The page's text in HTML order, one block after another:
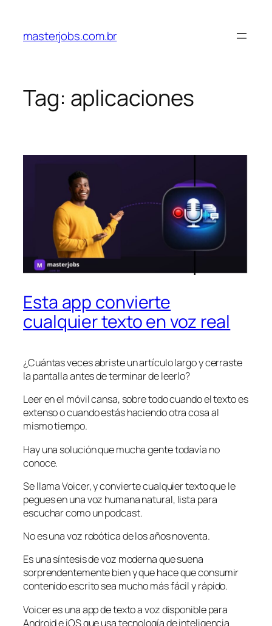
masterjobs.com.br
Tag: aplicaciones
Esta app convierte
cualquier texto en voz real
¿Cuántas veces abriste un artículo largo y cerraste
la pantalla antes de terminar de leerlo?
Leer en el móvil cansa, sobre todo cuando el texto es
extenso o cuando estás haciendo otra cosa al
mismo tiempo.
Hay una solución que mucha gente todavía no
conoce.
Se llama Voicer, y convierte cualquier texto que le
pegues en una voz humana natural, lista para
escuchar como un podcast.
No es una voz robótica de los años noventa.
Es una síntesis de voz moderna que suena
sorprendentemente bien y que hace que consumir
contenido escrito sea mucho más fácil y rápido.
Voicer es una app de texto a voz disponible para
Android e iOS que usa tecnología de inteligencia